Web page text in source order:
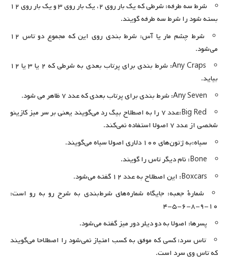
شرط سه طرفه: شرطی که یک بار روی ۲، یک بار روی ۳ و یک بار روی ۱۲
بسته شود را شرط سه طرفه گویند.
شرط چشم مار یا آس: شرط بندی روی این که مجموع دو تاس ۱۲
می‌شود.
Any Craps: شرط بندی برای پرتاب بعدی به شرطی که ۲ یا ۳ یا ۱۲
بیاید.
Any Seven: شرط بندی برای پرتاب بعدی که عدد ۷ ظاهر می شود.
Big Red:عدد ۷ را به اصطلاح بیگ رد می‌گویند یعنی بر سر میز کازینو
شخصی از عدد ۷ اصولا استفاده نمی‌کند.
سیاه:به ژتون‌های ۱۰۰ دلاری اصولا سیاه می‌گویند.
Bone: نام دیگر تاس را گویند.
Boxcars: این اصطلاح به عدد ۱۲ گفته می‌شود.
شمارۀ جعبه: جایگاه شماره‌های شرط‌بندی به شرح رو به رو است:
۱۰-۹-۸-۶-۵-۴
پسرها: اصولا به دو دیلر دور میز گفته می‌شود.
تاس سرد: کسی که موفق به کسب امتیاز نمی‌شود را اصطلاحا می‌گویند
که تاس وی سرد است.